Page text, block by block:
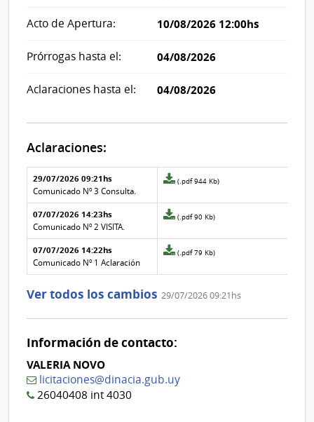
Acto de Apertura: 10/08/2026 12:00hs
Prórrogas hasta el: 04/08/2026
Aclaraciones hasta el: 04/08/2026
Aclaraciones:
Aclaraciones del llamado
Fecha y
texto de
la
aclaración
Archivo
de la
aclaración
29/07/2026 09:21hs
Comunicado Nº 3 Consulta.
Archivo
de
la
Nº
2
(.pdf 944 Kb)
07/07/2026 14:23hs
Comunicado Nº 2 VISITA.
Archivo
de
la
Nº
(.pdf 90 Kb)
07/07/2026 14:22hs
Comunicado Nº 1 Aclaración
Archivo
de
aclaración
0
(.pdf 79 Kb)
Ver todos los cambios 29/07/2026 09:21hs
Información de contacto:
VALERIA NOVO
licitaciones@dinacia.gub.uy
26040408 int 4030